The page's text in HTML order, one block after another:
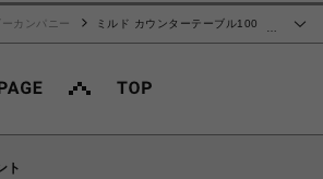
…
ーカンパニー
ミルド カウンターテーブル100
ト